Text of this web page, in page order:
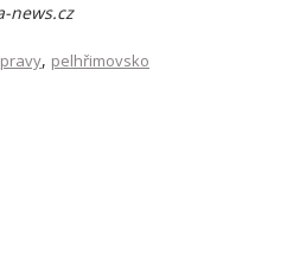
news.cz
, pelhřimovsko